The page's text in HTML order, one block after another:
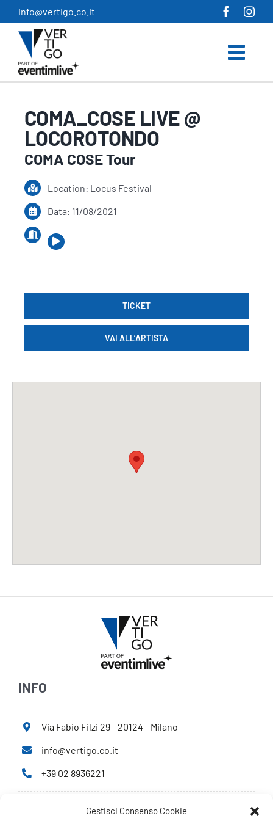
Gestisci Consenso Cookie
Salta
al
contenuto
info@vertigo.co.it
COMA_COSE LIVE @
LOCOROTONDO
COMA COSE Tour
Location: Locus Festival
Data: 11/08/2021
TICKET
VAI ALL’ARTISTA
INFO
Via Fabio Filzi 29 - 20124 - Milano
info@vertigo.co.it
+39 02 8936221
Privacy Policy